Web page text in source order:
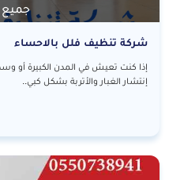
جميع
شركة تنظيف فلل بالاحساء
إذا كنت تعيش في المدن الكبيرة أو
إنتشار الغبار والأتربة بشكل كبي..